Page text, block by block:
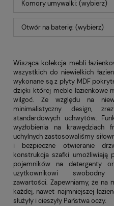
Komory umywalki: (wybierz)
Otwór na baterię: (wybierz)
Wisząca kolekcja mebli
wszystkich do niewielkich
wykonane są z płyty MDF
dzięki której meble łazienkowe
wilgoć. Ze względu na
minimalistyczny design,
standardowych uchwytów.
wyżłobienia na krawędziach
uchylnych zastosowaliśmy
i bezpieczne otwieranie
konstrukcja szafki umożliwiają
pojemników na detergenty
użytkownikowi
zawartości. Zapewniamy, że na
każdej, nawet najmniejszej
służyły i cieszyły Państwa oczy.